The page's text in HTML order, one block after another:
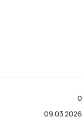
0
09.03.2026